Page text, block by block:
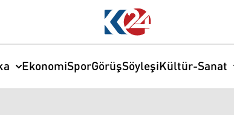
EkonomiSporGörüşSöyleşiKültür-Sanat